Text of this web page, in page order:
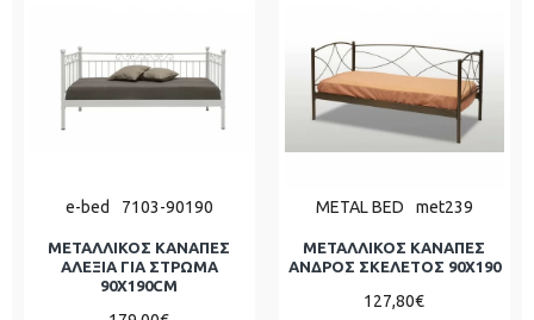
e-bed 7103-90190
ΜΕΤΑΛΛΙΚΟΣ ΚΑΝΑΠΕΣ
ΑΛΕΞΙΑ ΓΙΑ ΣΤΡΩΜΑ
90Χ190CM
METAL BED met239
ΜΕΤΑΛΛΙΚΟΣ ΚΑΝΑΠΕΣ
ΑΝΔΡΟΣ ΣΚΕΛΕΤΟΣ 90X190
127,80€